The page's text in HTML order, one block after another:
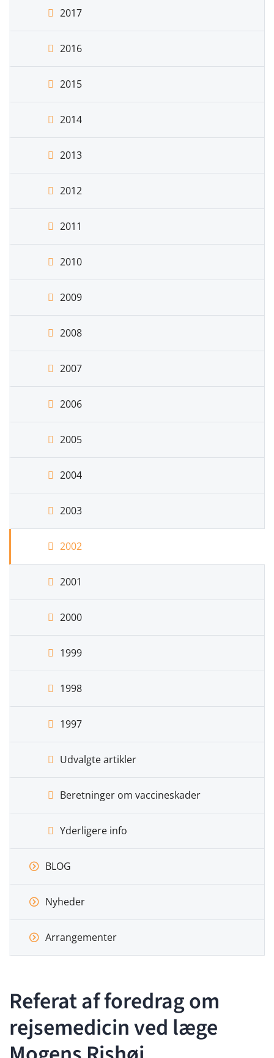
2017
2016
2015
2014
2013
2012
2011
2010
2009
2008
2007
2006
2005
2004
2003
2002
2001
2000
1999
1998
1997
Udvalgte artikler
Beretninger om vaccineskader
Yderligere info
BLOG
Nyheder
Arrangementer
Referat af foredrag om
rejsemedicin ved læge